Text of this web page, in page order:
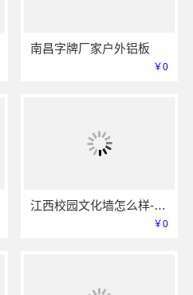
南昌字牌厂家户外铝板
￥0
江西校园文化墙怎么样-恒辉广告
￥0